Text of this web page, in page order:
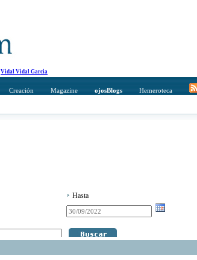
Vidal Vidal Garcia
Creación Magazine ojosBlogs Hemeroteca
Hasta